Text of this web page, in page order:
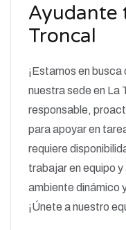
Ayudante
Troncal
¡Estamos en
nuestra sede en La
responsable,
para apoyar en
requiere
trabajar en equipo
ambiente dinámico
¡Únete a nuestro